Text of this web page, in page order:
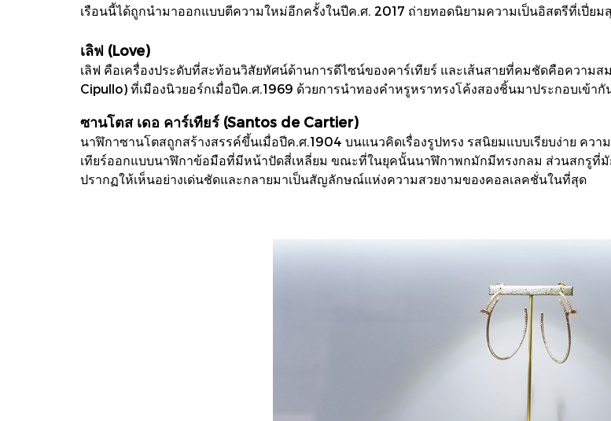
เรือนนี้ได้ถูกนำมาออกแบบตีความใหม่อีกครั้งในปีค.ศ. 2017 ถ่ายทอดนิยามความเป็นอิสตรีที่เปี่ยมสุ
เลิฟ (Love)
เลิฟ คือเครื่องประดับที่สะท้อนวิสัยทัศน์ด้านการดีไซน์ของคาร์เทียร์ และเส้นสายที่คมชัดคือควา
Cipullo) ที่เมืองนิวยอร์กเมื่อปีค.ศ.1969 ด้วยการนำทองคำหรูหราทรงโค้งสองชิ้นมาประกอบเข้า
ซานโตส เดอ คาร์เทียร์ (Santos de Cartier)
นาฬิกาซานโตสถูกสร้างสรรค์ขึ้นเมื่อปีค.ศ.1904 บนแนวคิดเรื่องรูปทรง รสนิยมแบบเรียบง่าย คว
เทียร์ออกแบบนาฬิกาข้อมือที่มีหน้าปัดสี่เหลี่ยม ขณะที่ในยุคนั้นนาฬิกาพกมักมีทรงกลม ส่วนสกรูที่มั
ปรากฏให้เห็นอย่างเด่นชัดและกลายมาเป็นสัญลักษณ์แห่งความสวยงามของคอลเลคชั่นในที่สุด